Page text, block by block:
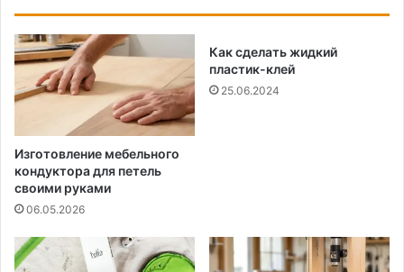
Изготовление мебельного
кондуктора для петель
своими руками
06.05.2026
Как сделать жидкий
пластик-клей
25.06.2024